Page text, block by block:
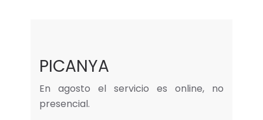
PICANYA
En agosto el servicio es online, no
presencial.